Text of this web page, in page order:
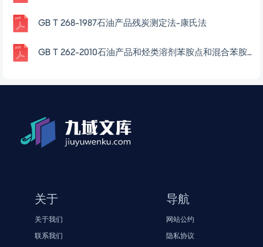
GB T 268-1987石油产品残炭测定法-康氏法
GB T 262-2010石油产品和烃类溶剂苯胺点和混合苯胺点测定法
关于
关于我们
联系我们
导航
网站公约
隐私协议